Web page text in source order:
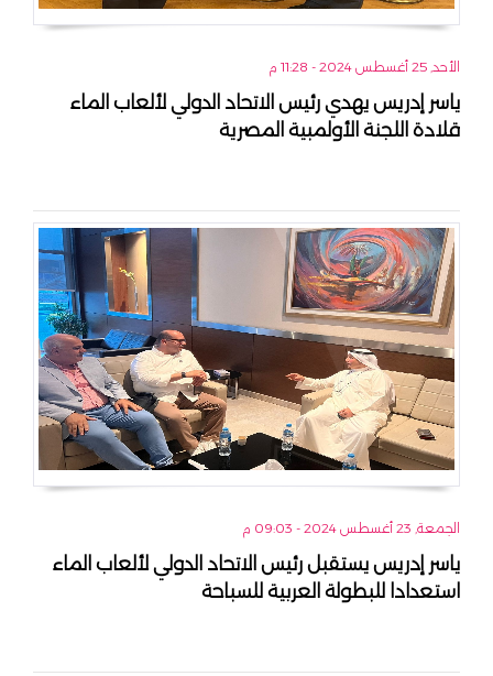
الأحد, 25 أغسطس 2024 - 11:28 م
ياسر إدريس يهدي رئيس الاتحاد الدولي لألعاب الماء
قلادة اللجنة الأولمبية المصرية
الجمعة, 23 أغسطس 2024 - 09:03 م
ياسر إدريس يستقبل رئيس الاتحاد الدولي لألعاب الماء
استعدادا للبطولة العربية للسباحة